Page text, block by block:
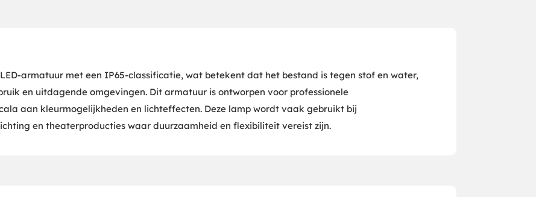
armatuur met een IP65-classificatie, wat betekent dat het bestand is tegen stof en water,
en uitdagende omgevingen. Dit armatuur is ontworpen voor professionele
aan kleurmogelijkheden en lichteffecten. Deze lamp wordt vaak gebruikt bij
en theaterproducties waar duurzaamheid en flexibiliteit vereist zijn.